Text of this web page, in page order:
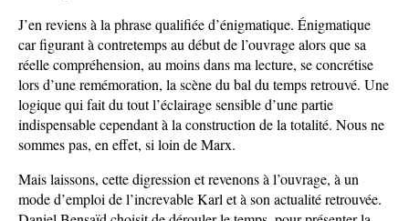
J’en reviens à la phrase qualifiée d’énigmatique. Énigmatique
car figurant à contretemps au début de l’ouvrage alors que sa
réelle compréhension, au moins dans ma lecture, se concrétise
lors d’une remémoration, la scène du bal du temps retrouvé. Une
logique qui fait du tout l’éclairage sensible d’une partie
indispensable cependant à la construction de la totalité. Nous ne
sommes pas, en effet, si loin de Marx.
Mais laissons, cette digression et revenons à l’ouvrage, à un
mode d’emploi de l’increvable Karl et à son actualité retrouvée.